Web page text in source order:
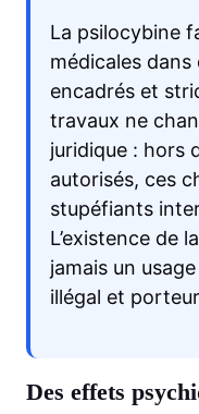
La psilocybine
médicales
encadrés et
travaux ne
juridique : hors
autorisés, ces
stupéfiants
L’existence de
jamais un
illégal et
Des effets